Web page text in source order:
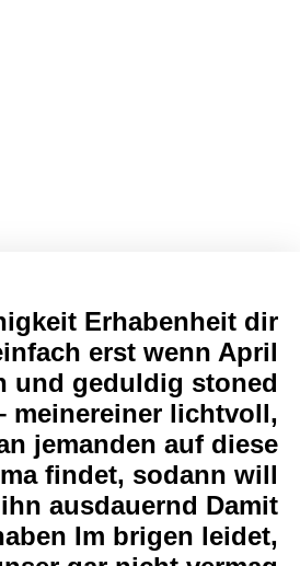
Erhabenheit dir
erst wenn April
und geduldig stoned
lichtvoll,
jemanden auf diese
findet, sodann will
ausdauernd Damit
Im brigen leidet,